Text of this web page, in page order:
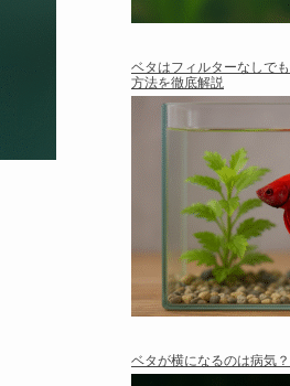
ベタはフィルターなしで
方法を徹底解説
ベタが横になるのは病気